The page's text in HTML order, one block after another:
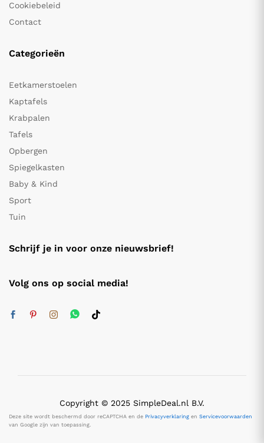
Cookiebeleid
Contact
Categorieën
Eetkamerstoelen
Kaptafels
Krabpalen
Tafels
Opbergen
Spiegelkasten
Baby & Kind
Sport
Tuin
Schrijf je in voor onze nieuwsbrief!
Volg ons op social media!
Copyright © 2025 SimpleDeal.nl B.V.
Deze site wordt beschermd door reCAPTCHA en de Privacyverklaring en Servicevoorwaarden
van Google zijn van toepassing.